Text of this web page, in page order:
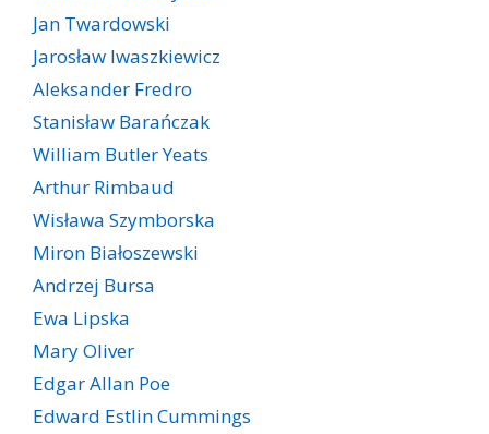
Jan Twardowski
Jarosław Iwaszkiewicz
Aleksander Fredro
Stanisław Barańczak
William Butler Yeats
Arthur Rimbaud
Wisława Szymborska
Miron Białoszewski
Andrzej Bursa
Ewa Lipska
Mary Oliver
Edgar Allan Poe
Edward Estlin Cummings